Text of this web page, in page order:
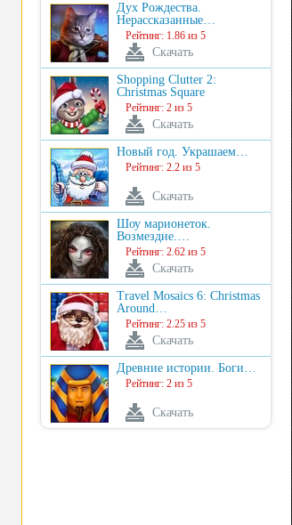
Дух Рождества.
Нерассказанные…
Рейтинг: 1.86 из 5
Скачать
Shopping Clutter 2:
Christmas Square
Рейтинг: 2 из 5
Скачать
Новый год. Украшаем…
Рейтинг: 2.2 из 5
Скачать
Шоу марионеток.
Возмездие.…
Рейтинг: 2.62 из 5
Скачать
Travel Mosaics 6: Christmas
Around…
Рейтинг: 2.25 из 5
Скачать
Древние истории. Боги…
Рейтинг: 2 из 5
Скачать